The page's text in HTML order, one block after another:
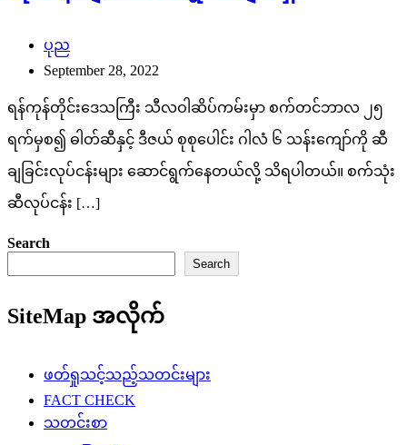
ပုည
September 28, 2022
ရန်ကုန်တိုင်းဒေသကြီး သီလဝါဆိပ်ကမ်းမှာ စက်တင်ဘာလ ၂၅
ရက်မှစ၍ ဓါတ်ဆီနှင့် ဒီဇယ် စုစုပေါင်း ဂါလံ ၆ သန်းကျော်ကို ဆီ
ချခြင်းလုပ်ငန်းများ ဆောင်ရွက်နေတယ်လို့ သိရပါတယ်။ စက်သုံး
ဆီလုပ်ငန်း […]
Search
Search
SiteMap အလိုက်
ဖတ်ရှုသင့်သည့်သတင်းများ
FACT CHECK
သတင်းစာ